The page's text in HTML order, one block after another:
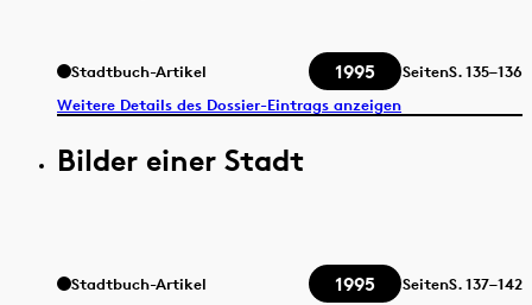
Stadtbuch-Artikel 1995 SeitenS.135–136
Weitere Details des Dossier-Eintrags anzeigen
Bilder einer Stadt
Stadtbuch-Artikel 1995 SeitenS.137–142